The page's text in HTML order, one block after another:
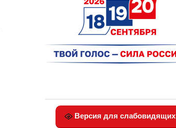
Версия для слабовидящих